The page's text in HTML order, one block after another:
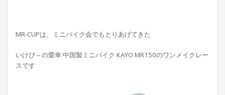
MR-CUPは、ミニバイク会でもとりあげてきた
いけぴ～の愛車 中国製ミニバイク KAYO MR150のワンメイクレー
スです